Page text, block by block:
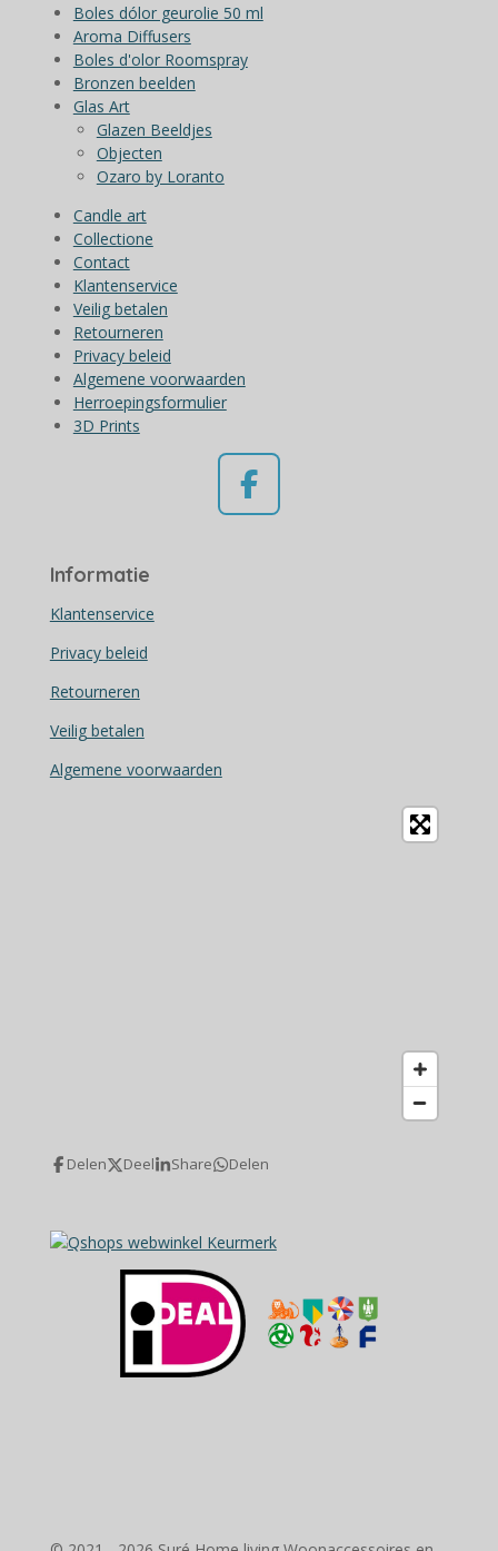
Boles dólor geurolie 50 ml
Aroma Diffusers
Boles d'olor Roomspray
Bronzen beelden
Glas Art
Glazen Beeldjes
Objecten
Ozaro by Loranto
Candle art
Collectione
Contact
Klantenservice
Veilig betalen
Retourneren
Privacy beleid
Algemene voorwaarden
Herroepingsformulier
3D Prints
F
Informatie
Klantenservice
Privacy beleid
Retourneren
Veilig betalen
Algemene voorwaarden
Delen Deel Share Delen